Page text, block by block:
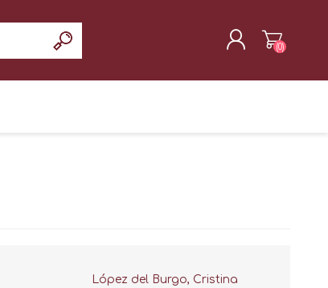
(0)
López del Burgo, Cristina